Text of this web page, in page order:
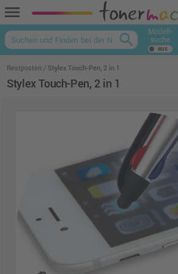
menu
keyboard_arrow_up
search Modell-
suche
Restposten Stylex Touch-Pen, 2 in 1
Stylex Touch-Pen, 2 in 1